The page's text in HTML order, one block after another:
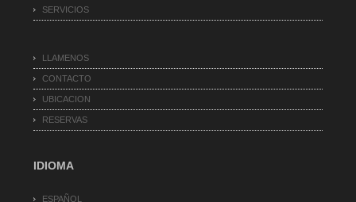
SERVICIOS
LLAMENOS
CONTACTO
UBICACION
RESERVAS
IDIOMA
ESPAÑOL